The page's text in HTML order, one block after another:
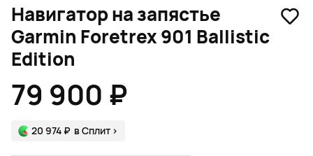
Навигатор на запястье
Garmin Foretrex 901 Ballistic
Edition
79 900 ₽
20 974 ₽ в Сплит >